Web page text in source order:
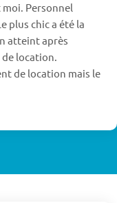
Personnel
plus chic a été la
atteint après
de location.
de location mais le